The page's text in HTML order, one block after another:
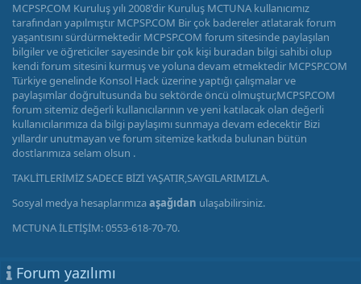
MCPSP.COM Kuruluş yılı 2008'dir Kuruluş MCTUNA kullanıcımız
tarafından yapılmıştır MCPSP.COM Bir çok badereler atlatarak forum
yaşantısını sürdürmektedir MCPSP.COM forum sitesinde paylaşılan
bilgiler ve öğreticiler sayesinde bir çok kişi buradan bilgi sahibi olup
kendi forum sitesini kurmuş ve yoluna devam etmektedir MCPSP.COM
Türkiye genelinde Konsol Hack üzerine yaptığı çalışmalar ve
paylaşımlar doğrultusunda bu sektörde öncü olmuştur,MCPSP.COM
forum sitemiz değerli kullanıcılarının ve yeni katılacak olan değerli
kullanıcılarımıza da bilgi paylaşımı sunmaya devam edecektir Bizi
yıllardır unutmayan ve forum sitemize katkıda bulunan bütün
dostlarımıza selam olsun .
TAKLİTLERİMİZ SADECE BİZİ YAŞATIR,SAYGILARIMIZLA.
Sosyal medya hesaplarımızaaşağıdan ulaşabilirsiniz.
MCTUNA İLETİŞİM: 0553-618-70-70.
Forum yazılımı